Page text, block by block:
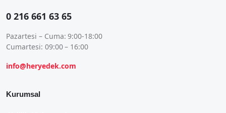
0 216 661 63 65
Pazartesi – Cuma: 9:00-18:00
Cumartesi: 09:00 – 16:00
info@heryedek.com
Kurumsal